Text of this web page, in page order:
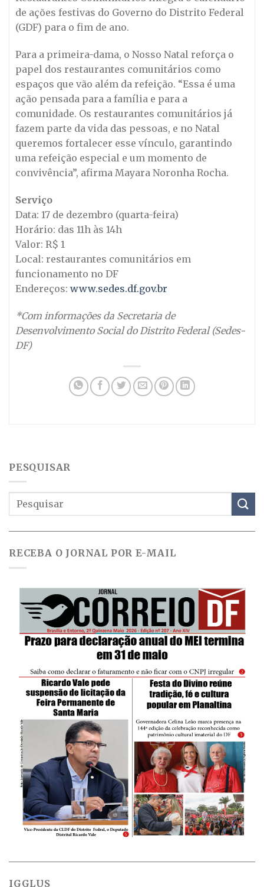
de ações festivas do Governo do Distrito Federal
(GDF) para o fim de ano.
Para a primeira-dama, o Nosso Natal reforça o
papel dos restaurantes comunitários como
espaços que vão além da refeição. “Essa é uma
ação pensada para a família e para a
comunidade. Os restaurantes comunitários já
fazem parte da vida das pessoas, e no Natal
queremos fortalecer esse vínculo, garantindo
uma refeição especial e um momento de
convivência”, afirma Mayara Noronha Rocha.
Serviço
Data: 17 de dezembro (quarta-feira)
Horário: das 11h às 14h
Valor: R$ 1
Local: restaurantes comunitários em
funcionamento no DF
Endereços: www.sedes.df.gov.br
*Com informações da Secretaria de
Desenvolvimento Social do Distrito Federal (Sedes-
DF)
PESQUISAR
RECEBA O JORNAL POR E-MAIL
IGGLUS